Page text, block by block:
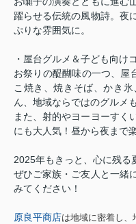
躍らせる伝統の風物詩。夜
ぷりな雰囲気に。
・ 屋台グルメ＆子ども向け
お祭りの醍醐味の一つ、屋
こ焼き、焼きそば、かき
ん、地域ならではのグルメ
また、射的やヨーヨーすく
にも大人気！昼から夜まで
2025年もきっと、心に残る
ぜひご家族・ご友人と一緒
みてください！
原良平商店は地域に密着し、